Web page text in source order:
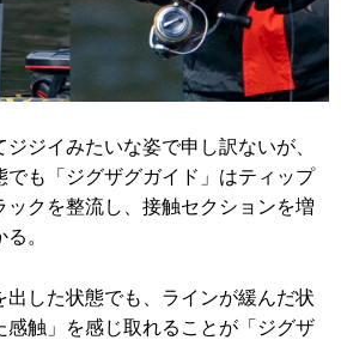
ジイみたいな姿で申し訳ないが、
でも「ジグザグガイド」はティップ
ックを整流し、接触セクションを増
。
出した状態でも、ラインが緩んだ状
感触」を感じ取れることが「ジグザ